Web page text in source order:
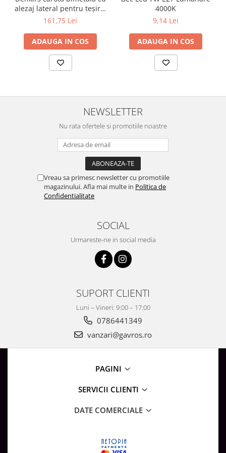
Iluminat Scari/Trepte
Iluminat baie
Becuri și surse LED
Sine magnetice
Iluminat Exterior
Aplice de Exterior
Lampi de Gradina
Spoturi Exterior Incastrabile
Banda - Surse si Accesorii LED
Banda Led Decorativa
Surse de Alimentare si Accesorii
Profile Aluminiu pentru Banda LED
Iluminat de Urgență
Videointerfoane Si Interfoane
Stalpi Octogonali Galvanizati
Plafoniere cu ventilator integrat
alezaj lateral pentru teșire,
70×115 mm
161,75 Lei
ADAUGA IN COS
4000K
9,14 Lei
ADAUGA IN COS
NEWSLETTER
Nu rata ofertele si promotiile noastre
Vreau sa primesc newsletter cu promotiile
magazinului. Afla mai multe in Politica de
Confidentialitate
SOCIAL
Urmareste-ne in social media
SUPORT CLIENTI
Luni – Vineri: 9:00 – 17:00
0786441349
vanzari@gavros.ro
PAGINI
SERVICII CLIENTI
DATE COMERCIALE